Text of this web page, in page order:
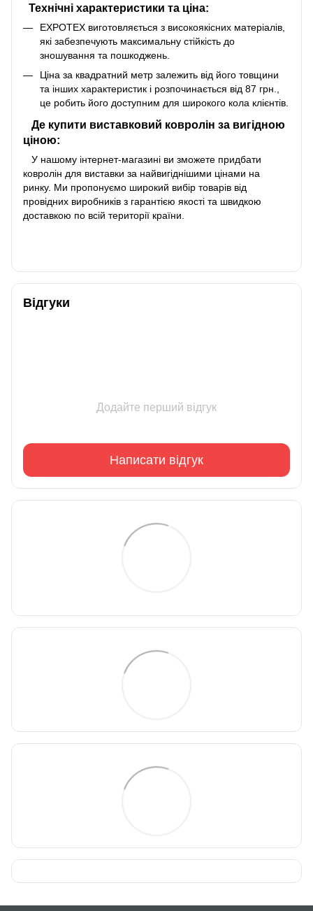
Технічні характеристики та ціна:
EXPOTEX виготовляється з високоякісних матеріалів,
які забезпечують максимальну стійкість до
зношування та пошкоджень.
Ціна за квадратний метр залежить від його товщини
та інших характеристик і розпочинається від 87 грн.,
це робить його доступним для широкого кола клієнтів.
Де купити виставковий ковролін за вигідною
ціною:
У нашому інтернет-магазині ви зможете придбати
ковролін для виставки за найвигіднішими цінами на
ринку. Ми пропонуємо широкий вибір товарів від
провідних виробників з гарантією якості та швидкою
доставкою по всій території країни.
Відгуки
Додайте перший відгук
Написати відгук